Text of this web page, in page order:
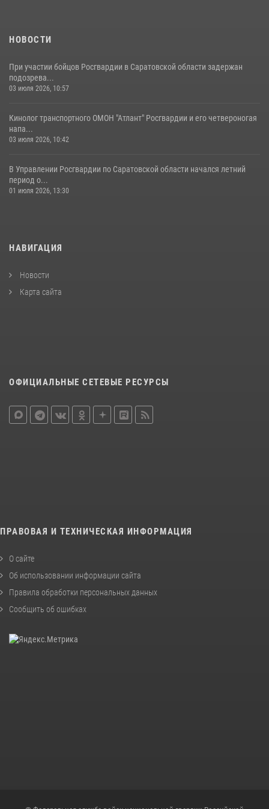
05 августа 2026, 12:55
НОВОСТИ
При участии бойцов Росгвардии в Саратовской области задержан
подозрева...
03 июля 2026, 10:57
Кинолог транспортного ОМОН "Атлант" Росгвардии и его четвероногая
напа...
03 июля 2026, 10:42
В Управлении Росгвардии по Саратовской области начался летний
период о...
01 июля 2026, 13:30
НАВИГАЦИЯ
Новости
Карта сайта
ОФИЦИАЛЬНЫЕ СЕТЕВЫЕ РЕСУРСЫ
ПРАВОВАЯ И ТЕХНИЧЕСКАЯ ИНФОРМАЦИЯ
О сайте
Об использовании информации сайта
Правила обработки персональных данных
Сообщить об ошибках